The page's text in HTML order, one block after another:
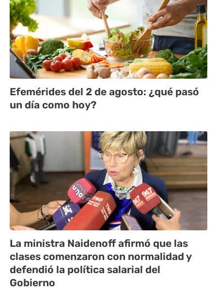
Efemérides del 2 de agosto: ¿qué pasó
un día como hoy?
La ministra Naidenoff afirmó que las
clases comenzaron con normalidad y
defendió la política salarial del
Gobierno